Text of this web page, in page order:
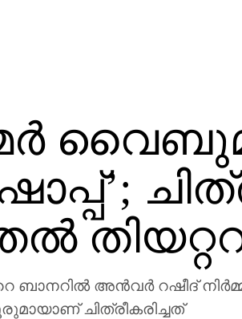
അൻവർ റഷീദ്
ചിത്രീകരിച്ചത്